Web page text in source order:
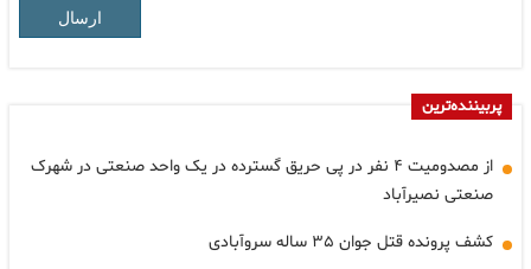
ارسال
پربیننده‌ترین
از مصدومیت ۴ نفر در پی حریق گسترده در یک واحد صنعتی در شهرک
صنعتی نصیرآباد
کشف پرونده قتل جوان ۳۵ ساله سروآبادی